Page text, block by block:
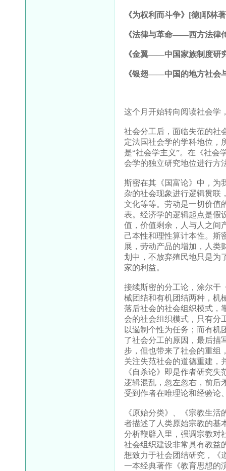
《为权利而斗争》[德]耶林
《法律与革命——西方法律
《金翼——中国家族制度研
《银翅——中国的地方社会
这个月开始转向阅读社会学
社会分工后，面临失范的社
定法国社会学的学科地位，
是“社会学主义”。在《社会
会学的独立研究地位进行方
斯密在其《国富论》中，为
杂的社会现象进行逻辑贯联
文化等等。劳动是一切价值
表。经济学的逻辑起点是假
值，价值剩余，人与人之间
己本性和理性算计本性。斯
展，劳动产品的增加，人类
划中，不放弃殖民地只是为
家的利益。
接续斯密的分工论，涂尔干
械团结和有机团结两种，机
落后社会的社会组织模式，
会的社会组织模式，只有分
以遏制个性为任务；而有机
了社会分工的原因，最后描
步，但也带来了社会的重组
关注失范社会的道德重建，
《自杀论》即是作者研究
逻辑混乱，忽左忽右，前后
受到作者在唯理论和经验论
《原始分类》、《宗教生
者描述了人类原始宗教的基
分析鞭辟入里，强调宗教对
社会组织建设非常具有教益
想致力于社会团结研究，《
一本经典著作《教育思想的